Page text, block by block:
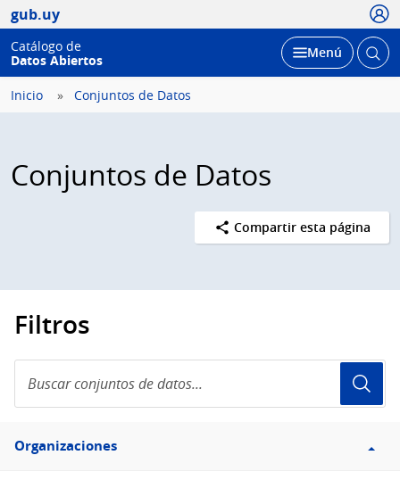
gub.uy
Catálogo de
Datos Abiertos
Desplegar
Menú Abrir
Inicio Conjuntos de Datos
Conjuntos de Datos
Compartir esta página
Filtros
conjuntos
de
Filtro
Organizaciones
Organizaciones